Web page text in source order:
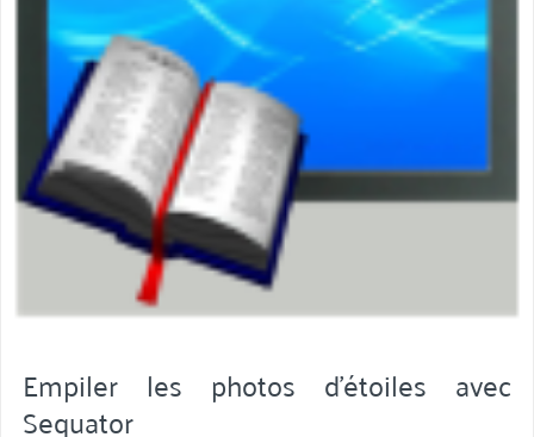
Empiler les photos d’étoiles avec
Sequator